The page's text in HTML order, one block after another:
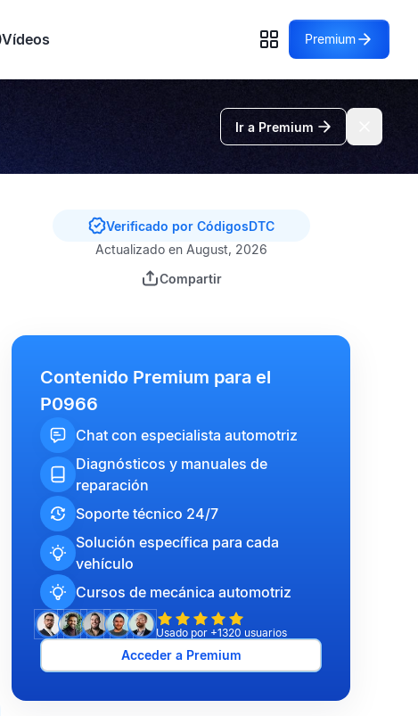
Vídeos Premium
Ir a Premium
Verificado por CódigosDTC
Actualizado en August, 2026
Compartir
Contenido Premium para el
P0966
Chat con especialista automotriz
Diagnósticos y manuales de
reparación
Soporte técnico 24/7
Solución específica para cada
vehículo
Cursos de mecánica automotriz
Usado por +1320 usuarios
Acceder a Premium